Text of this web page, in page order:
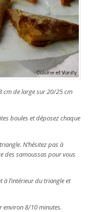
cm de large sur 20/25 cm
boules et déposez chaque
N’hésitez pas à
des samoussas pour vous
l’intérieur du triangle et
environ 8/10 minutes.